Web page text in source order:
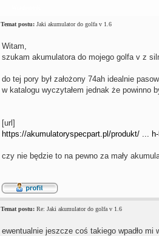
Temat postu:Jaki akumulator do golfa v 1.6
Witam,
szukam akumulatora do mojego golfa v z
do tej pory był założony 74ah idealnie
w katalogu wyczytałem jednak że powinno
[url]
https://akumulatoryspecpart.pl/produkt/ ...
czy nie będzie to na pewno za mały
Temat postu:Re: Jaki akumulator do golfa v 1.6
ewentualnie jeszcze coś takiego wpadło mi